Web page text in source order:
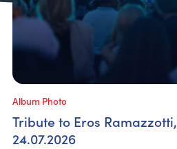
Album Photo
Tribute to Eros Ramazzotti,
24.07.2026